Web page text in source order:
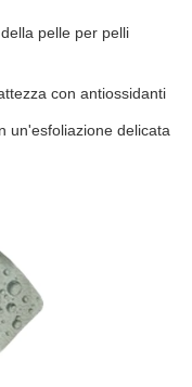
pelle per pelli
con antiossidanti
un'esfoliazione delicata